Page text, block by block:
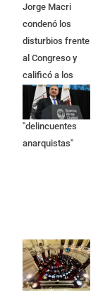
Jorge Macri
condenó los
disturbios frente
al Congreso y
calificó a los
responsables
como
"delincuentes
anarquistas"